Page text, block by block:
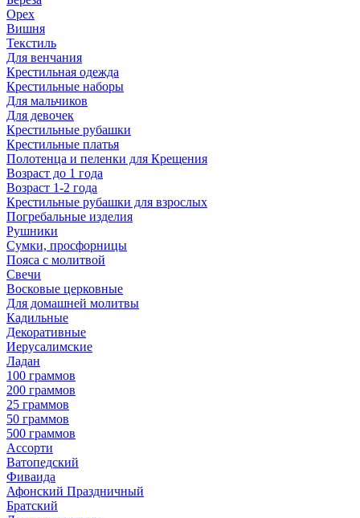
Орех
Вишня
Текстиль
Для венчания
Крестильная одежда
Крестильные наборы
Для мальчиков
Для девочек
Крестильные рубашки
Крестильные платья
Полотенца и пеленки для Крещения
Возраст до 1 года
Возраст 1-2 года
Крестильные рубашки для взрослых
Погребальные изделия
Рушники
Сумки, просфорницы
Пояса с молитвой
Свечи
Восковые церковные
Для домашней молитвы
Кадильные
Декоративные
Иерусалимские
Ладан
100 граммов
200 граммов
25 граммов
50 граммов
500 граммов
Ассорти
Ватопедский
Фиваида
Афонский Праздничный
Братский